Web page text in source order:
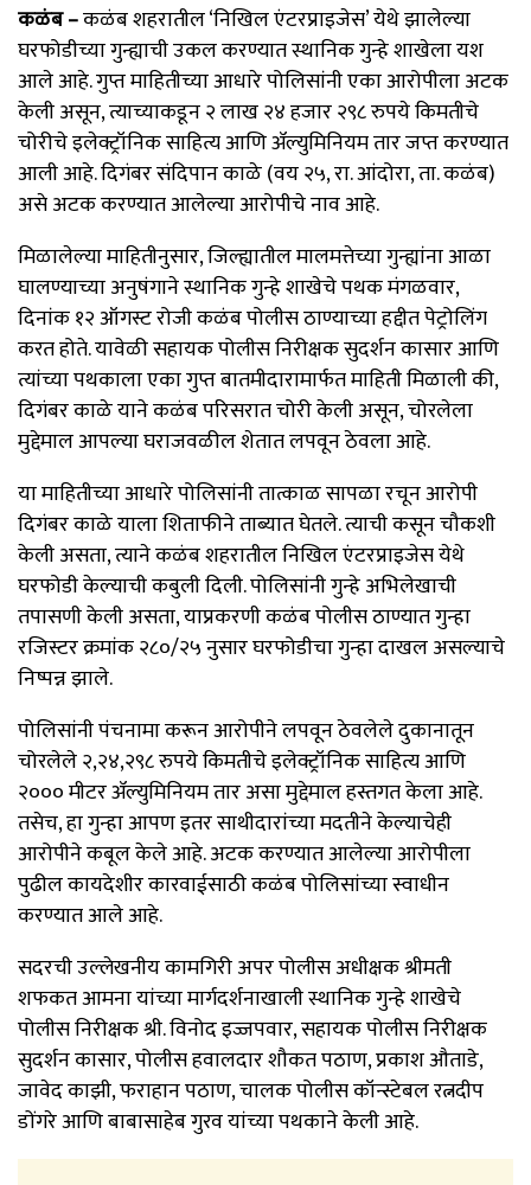
कळंब –कळंब शहरातील ‘निखिल एंटरप्राइजेस’ येथे झालेल्या
घरफोडीच्या गुन्ह्याची उकल करण्यात स्थानिक गुन्हे शाखेला यश
आले आहे. गुप्त माहितीच्या आधारे पोलिसांनी एका आरोपीला अटक
केली असून, त्याच्याकडून २ लाख २४ हजार २९८ रुपये किमतीचे
चोरीचे इलेक्ट्रॉनिक साहित्य आणि ॲल्युमिनियम तार जप्त करण्यात
आली आहे. दिगंबर संदिपान काळे (वय २५, रा. आंदोरा, ता. कळंब)
असे अटक करण्यात आलेल्या आरोपीचे नाव आहे.
मिळालेल्या माहितीनुसार, जिल्ह्यातील मालमत्तेच्या गुन्ह्यांना आळा
घालण्याच्या अनुषंगाने स्थानिक गुन्हे शाखेचे पथक मंगळवार,
दिनांक १२ ऑगस्ट रोजी कळंब पोलीस ठाण्याच्या हद्दीत पेट्रोलिंग
करत होते. यावेळी सहायक पोलीस निरीक्षक सुदर्शन कासार आणि
त्यांच्या पथकाला एका गुप्त बातमीदारामार्फत माहिती मिळाली की,
दिगंबर काळे याने कळंब परिसरात चोरी केली असून, चोरलेला
मुद्देमाल आपल्या घराजवळील शेतात लपवून ठेवला आहे.
या माहितीच्या आधारे पोलिसांनी तात्काळ सापळा रचून आरोपी
दिगंबर काळे याला शिताफीने ताब्यात घेतले. त्याची कसून चौकशी
केली असता, त्याने कळंब शहरातील निखिल एंटरप्राइजेस येथे
घरफोडी केल्याची कबुली दिली. पोलिसांनी गुन्हे अभिलेखाची
तपासणी केली असता, याप्रकरणी कळंब पोलीस ठाण्यात गुन्हा
रजिस्टर क्रमांक २८०/२५ नुसार घरफोडीचा गुन्हा दाखल असल्याचे
निष्पन्न झाले.
पोलिसांनी पंचनामा करून आरोपीने लपवून ठेवलेले दुकानातून
चोरलेले २,२४,२९८ रुपये किमतीचे इलेक्ट्रॉनिक साहित्य आणि
२००० मीटर ॲल्युमिनियम तार असा मुद्देमाल हस्तगत केला आहे.
तसेच, हा गुन्हा आपण इतर साथीदारांच्या मदतीने केल्याचेही
आरोपीने कबूल केले आहे. अटक करण्यात आलेल्या आरोपीला
पुढील कायदेशीर कारवाईसाठी कळंब पोलिसांच्या स्वाधीन
करण्यात आले आहे.
सदरची उल्लेखनीय कामगिरी अपर पोलीस अधीक्षक श्रीमती
शफकत आमना यांच्या मार्गदर्शनाखाली स्थानिक गुन्हे शाखेचे
पोलीस निरीक्षक श्री. विनोद इज्जपवार, सहायक पोलीस निरीक्षक
सुदर्शन कासार, पोलीस हवालदार शौकत पठाण, प्रकाश औताडे,
जावेद काझी, फराहान पठाण, चालक पोलीस कॉन्स्टेबल रत्नदीप
डोंगरे आणि बाबासाहेब गुरव यांच्या पथकाने केली आहे.